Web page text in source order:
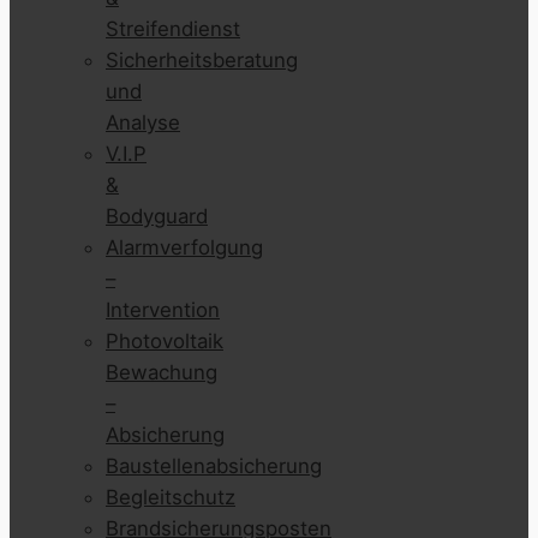
Streifendienst
Sicherheitsberatung
und
Analyse
V.I.P
&
Bodyguard
Alarmverfolgung
–
Intervention
Photovoltaik
Bewachung
–
Absicherung
Baustellenabsicherung
Begleitschutz
Brandsicherungsposten